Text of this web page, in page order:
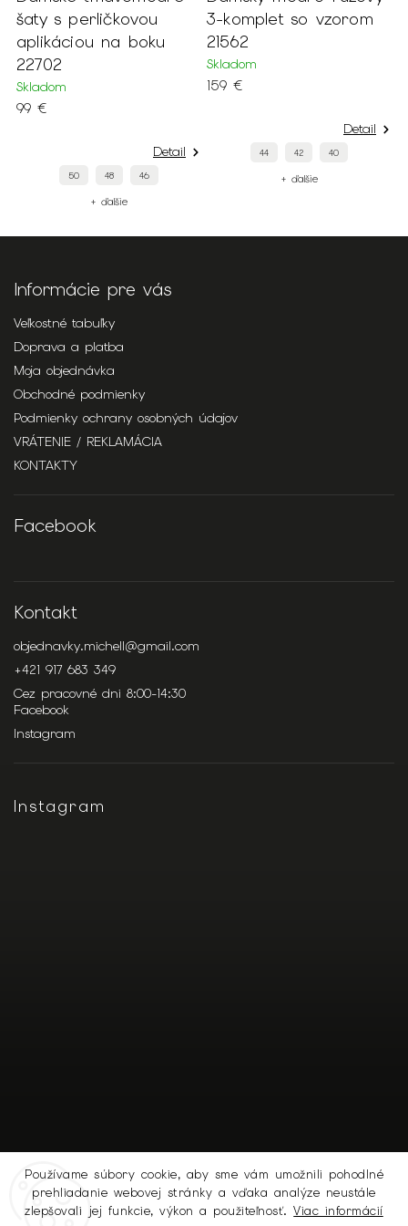
Používame súbory cookie, aby sme vám umožnili pohodlné
prehliadanie webovej stránky a vďaka analýze neustále
zlepšovali jej funkcie, výkon a použiteľnosť.Viac informácií
šaty s perličkovou
aplikáciou na boku
22702
Skladom
99 €
Detail
50 48 46
+ ďalšie
3-komplet so vzorom
21562
Skladom
159 €
Detail
44 42 40
+ ďalšie
Informácie pre vás
Veľkostné tabuľky
Doprava a platba
Moja objednávka
Obchodné podmienky
Podmienky ochrany osobných údajov
VRÁTENIE / REKLAMÁCIA
KONTAKTY
Facebook
Kontakt
objednavky.michell@gmail.com
+421 917 683 349
Cez pracovné dni 8:00-14:30
Facebook
Instagram
Instagram
Sledovať na Instagrame